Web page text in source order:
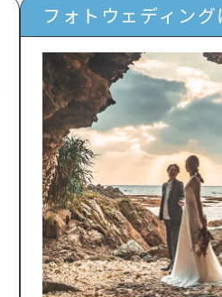
フォトウェディン